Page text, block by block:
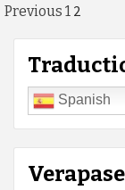
Posts
Previous 1 2
Spanish